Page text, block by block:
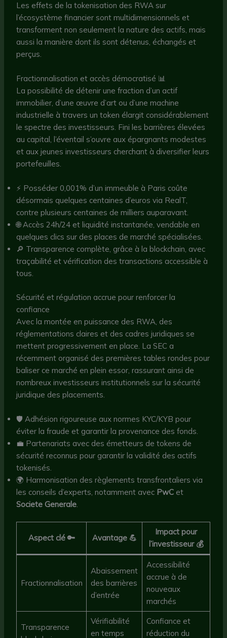
Les effets de la tokenisation des RWA sur
l’écosystème financier sont multidimensionnels et
transforment non seulement la nature des actifs, mais
aussi la manière dont ils sont détenus, échangés et
perçus.
Fractionnalisation et accès démocratisé 📊
La possibilité de détenir une fraction d’un actif
immobilier, d’une œuvre d’art ou d’une machine
industrielle à travers un token élargit considérablement
le spectre des investisseurs. Fini les barrières élevées
au capital, l’éventail s’ouvre aux épargnants modestes
et aux jeunes investisseurs cherchant à diversifier leurs
portefeuilles.
⚡ Posséder 0,001% d’un immeuble à Paris coûte
désormais quelques centaines d’euros via RealT,
contre plusieurs centaines de milliers auparavant.
🌐 Accès 24h/24 et liquidité instantanée, vendable en
quelques clics sur des places de marché spécialisées.
🔎 Transparence complète, grâce à la blockchain, avec
traçabilité et vérification des transactions accessible à
tous.
Sécurité et régulation accrue pour renforcer la
confiance
Avec la montée en puissance des RWA, des
réglementations claires et des cadres juridiques se
mettent progressivement en place. La SEC a
récemment organisé des premières tables rondes pour
baliser ce marché en plein essor, rassurant ainsi de
nombreux investisseurs institutionnels sur la sécurité
juridique des placements.
🛡️ Adhésion rigoureuse aux normes KYC/KYB pour
éviter la fraude et garantir la provenance des fonds.
💼 Partenariats avec des émetteurs de tokens de
sécurité reconnus pour garantir la validité des actifs
tokenisés.
🌍 Harmonisation des règlements transfrontaliers via
les conseils d’experts, notamment avec PwC et
Societe Generale
Aspect clé 🔑 Avantage 💪
Impact pour
l’investisseur 💰
Fractionnalisation
Abaissement
des barrières
d’entrée
Accessibilité
accrue à de
nouveaux
marchés
Transparence
Vérifiabilité
en temps
Confiance et
réduction du